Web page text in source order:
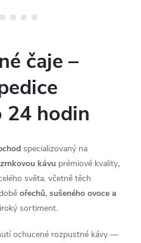
čaje –
24 hodin
specializovaný na
zrnkovou kávu prémiové kvality,
světa, včetně těch
ořechů, sušeného ovoce a
sortiment.
ochucené rozpustné kávy —